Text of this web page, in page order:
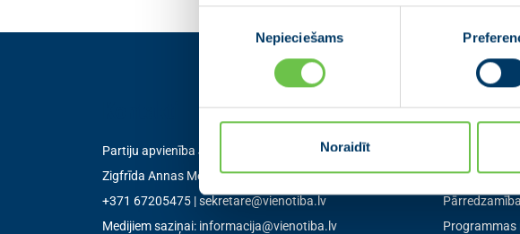
izvēle
Nepieciešams
Noraidīt
Partiju apvienība Jaunā VIENOTĪBA
Zigfrīda Annas Meierovica bulvāris 12-3, Rīga, LV-1050
+371 67205475 |sekretare@vienotiba.lv
Medijiem saziņai: informacija@vienotiba.lv
Izvēlne
Jaunās
Programmas